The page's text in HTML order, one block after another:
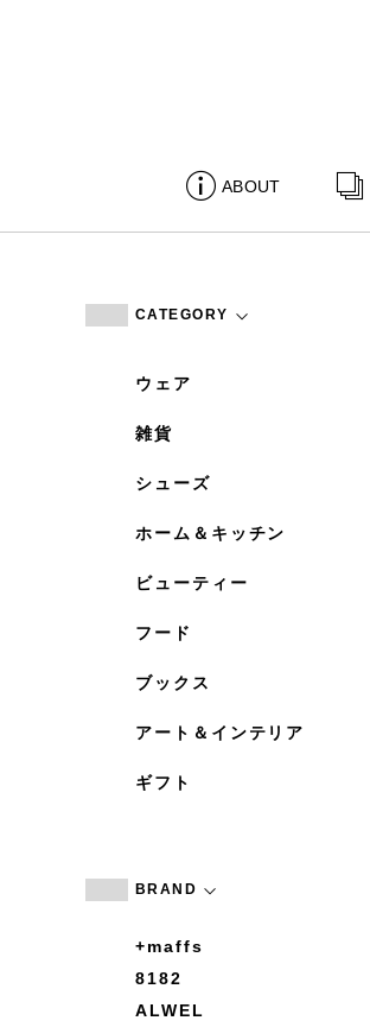
ABOUT
CATEGORY
ウェア
雑貨
シューズ
ホーム＆キッチン
ビューティー
フード
ブックス
アート＆インテリア
ギフト
BRAND
+maffs
8182
ALWEL